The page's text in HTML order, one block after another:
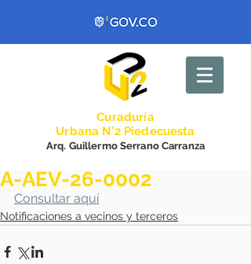
Curaduría
Urbana N°2 Piedecuesta
Arq. Guillermo Serrano Carranza
A-AEV-26-0002
Consultar aquí
Notificaciones a vecinos y terceros